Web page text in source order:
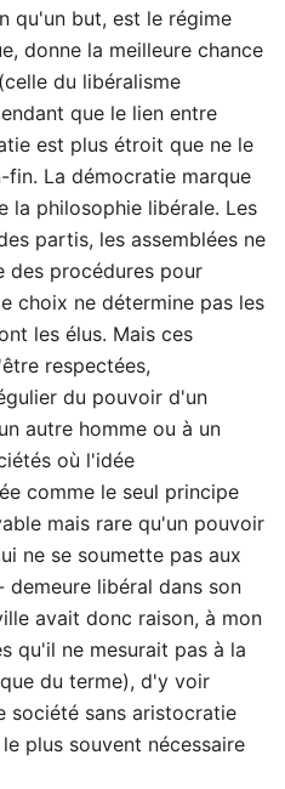
qu'un but, est le régime
donne la meilleure chance
du libéralisme
que le lien entre
est plus étroit que ne le
La démocratie marque
la philosophie libérale. Les
partis, les assemblées ne
des procédures pour
choix ne détermine pas les
les élus. Mais ces
respectées,
du pouvoir d'un
autre homme ou à un
où l'idée
comme le seul principe
mais rare qu'un pouvoir
ne se soumette pas aux
libéral dans son
avait donc raison, à mon
qu'il ne mesurait pas à la
du terme), d'y voir
société sans aristocratie
plus souvent nécessaire